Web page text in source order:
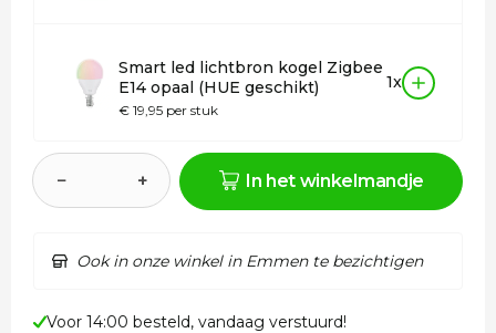
Smart led lichtbron kogel Zigbee
E14 opaal (HUE geschikt)
€ 19,95 per stuk
1x
− + In het winkelmandje
Ook in onze winkel in Emmen te bezichtigen
Voor 14:00 besteld, vandaag verstuurd!